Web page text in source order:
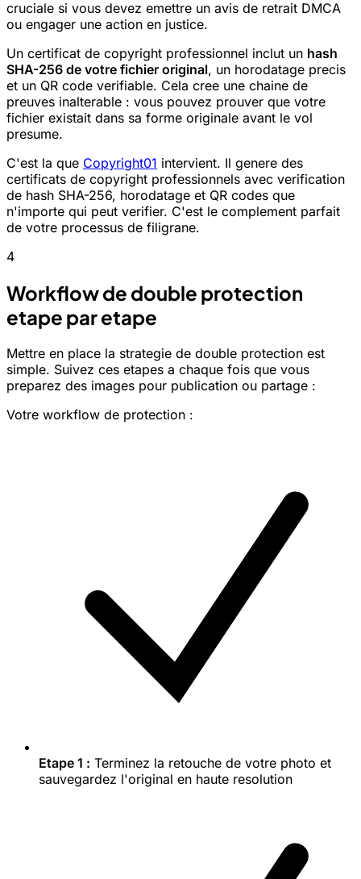
cruciale si vous devez emettre un avis de retrait DMCA
ou engager une action en justice.
Un certificat de copyright professionnel inclut un hash
SHA-256 de votre fichier original, un horodatage precis
et un QR code verifiable. Cela cree une chaine de
preuves inalterable : vous pouvez prouver que votre
fichier existait dans sa forme originale avant le vol
presume.
C'est la que Copyright01 intervient. Il genere des
certificats de copyright professionnels avec verification
de hash SHA-256, horodatage et QR codes que
n'importe qui peut verifier. C'est le complement parfait
de votre processus de filigrane.
4
Workflow de double protection
etape par etape
Mettre en place la strategie de double protection est
simple. Suivez ces etapes a chaque fois que vous
preparez des images pour publication ou partage :
Votre workflow de protection :
Etape 1 : Terminez la retouche de votre photo et
sauvegardez l'original en haute resolution